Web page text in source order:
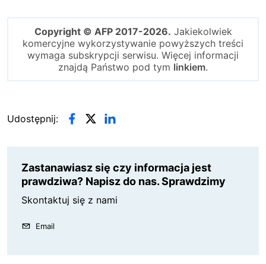
Copyright © AFP 2017-2026. Jakiekolwiek
komercyjne wykorzystywanie powyższych treści
wymaga subskrypcji serwisu. Więcej informacji
znajdą Państwo pod tym linkiem.
Udostępnij:
Zastanawiasz się czy informacja jest
prawdziwa? Napisz do nas. Sprawdzimy
Skontaktuj się z nami
Email